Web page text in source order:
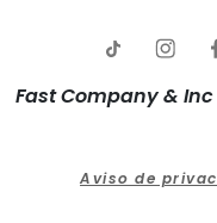
Fast Company & Inc
Aviso de